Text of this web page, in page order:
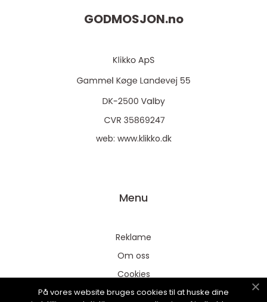
GODMOSJON.no
web: www.klikko.dk
Menu
Reklame
Om oss
Cookies
Kontakt Oss
På vores website bruges cookies til at huske dine